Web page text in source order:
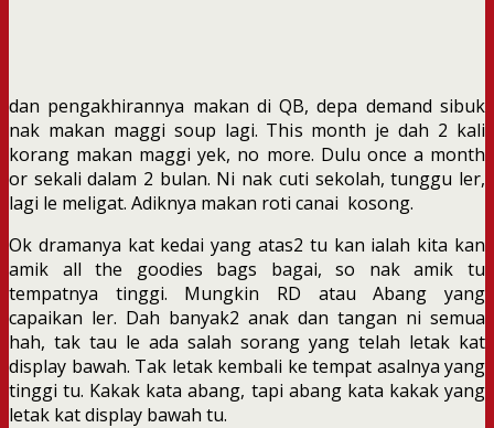
dan pengakhirannya makan di QB, depa demand sibuk
nak makan maggi soup lagi. This month je dah 2 kali
korang makan maggi yek, no more. Dulu once a month
or sekali dalam 2 bulan. Ni nak cuti sekolah, tunggu ler,
lagi le meligat. Adiknya makan roti canai kosong.
Ok dramanya kat kedai yang atas2 tu kan ialah kita kan
amik all the goodies bags bagai, so nak amik tu
tempatnya tinggi. Mungkin RD atau Abang yang
capaikan ler. Dah banyak2 anak dan tangan ni semua
hah, tak tau le ada salah sorang yang telah letak kat
display bawah. Tak letak kembali ke tempat asalnya yang
tinggi tu. Kakak kata abang, tapi abang kata kakak yang
letak kat display bawah tu.